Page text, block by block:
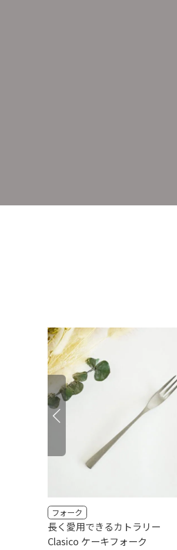
Clasico ケーキフォーク
フォーク
長く愛用できるカトラリー